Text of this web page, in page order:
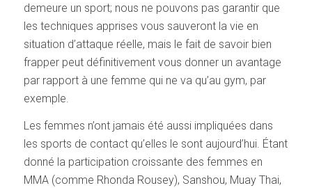
demeure un sport; nous ne pouvons pas garantir que
les techniques apprises vous sauveront la vie en
situation d’attaque réelle, mais le fait de savoir bien
frapper peut définitivement vous donner un avantage
par rapport à une femme qui ne va qu’au gym, par
exemple.
Les femmes n’ont jamais été aussi impliquées dans
les sports de contact qu’elles le sont aujourd’hui. Étant
donné la participation croissante des femmes en
MMA (comme Rhonda Rousey), Sanshou, Muay Thai,